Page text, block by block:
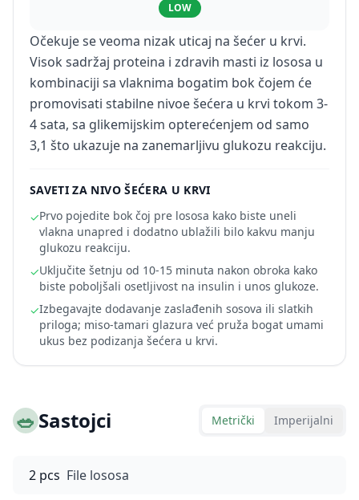
LOW
Očekuje se veoma nizak uticaj na šećer u krvi.
Visok sadržaj proteina i zdravih masti iz lososa u
kombinaciji sa vlaknima bogatim bok čojem će
promovisati stabilne nivoe šećera u krvi tokom 3-
4 sata, sa glikemijskim opterećenjem od samo
3,1 što ukazuje na zanemarljivu glukozu reakciju.
SAVETI ZA NIVO ŠEĆERA U KRVI
✓Prvo pojedite bok čoj pre lososa kako biste uneli
vlakna unapred i dodatno ublažili bilo kakvu manju
glukozu reakciju.
✓Uključite šetnju od 10-15 minuta nakon obroka kako
biste poboljšali osetljivost na insulin i unos glukoze.
✓Izbegavajte dodavanje zaslađenih sosova ili slatkih
priloga; miso-tamari glazura već pruža bogat umami
ukus bez podizanja šećera u krvi.
🥗Sastojci Metrički Imperijalni
2 pcs File lososa